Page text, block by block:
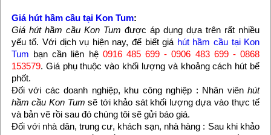
Giá hút hầm cầu tại Kon Tum:
Giá hút hầm cầu Kon Tum được áp dụng dựa trên rất nhiều
yếu tố. Với dịch vụ hiện nay, để biết giá hút hầm cầu tại Kon
Tum bạn cần liên hệ 0916 485 699 - 0906 483 699 - 0868
153579. Giá phụ thuộc vào khối lượng và khoảng cách hút bể
phốt.
Đối với các doanh nghiệp, khu công nghiệp : Nhân viênhút
hầm cầu Kon Tum sẽ tới khảo sát khối lượng dựa vào thực tế
và bản vẽ rồi sau đó chúng tôi sẽ gửi báo giá.
Đối với nhà dân, trung cư, khách sạn, nhà hàng : Sau khi khảo